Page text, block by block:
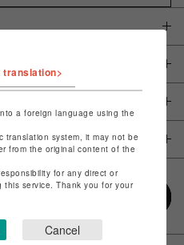
translation>
a foreign language using the
translation system, it may not be
from the original content of the
for any direct or
this service. Thank you for your
Cancel